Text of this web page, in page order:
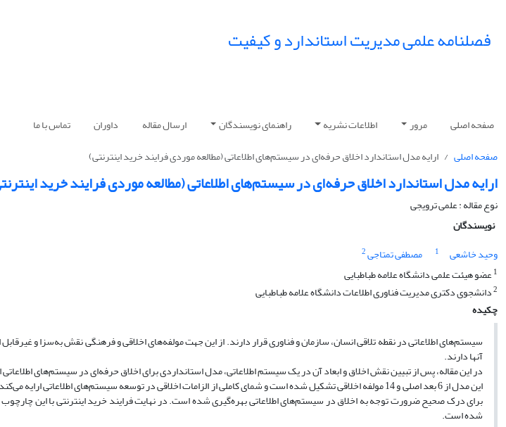
فصلنامه علمی مدیریت استاندارد و کیفیت
صفحه اصلی مرور اطلاعات نشریه راهنمای نویسندگان ارسال مقاله داوران
تماس با ما
صفحه اصلی
ارایه مدل استاندارد اخلاق حرفه‌ای در سیستم‌های اطلاعاتی (مطالعه موردی فرایند خرید اینترنتی)
ارایه مدل استاندارد اخلاق حرفه‌ای در سیستم‌های اطلاعاتی (مطالعه موردی فرایند خرید
نوع مقاله : علمی ترویجی
نویسندگان
وحید خاشعی
1 مصطفی تمتاجی2
1عضو هیئت علمی دانشگاه علامه طباطبایی
2دانشجوی دکتری مدیریت فناوری اطلاعات دانشگاه علامه طباطبایی
چکیده
سیستم‌های اطلاعاتی در نقطه تلاقی انسان، سازمان و فناوری قرار دارند. از این جهت مولفه‌های اخلاقی و فرهنگی نقش به‌سزا و
آنها دارند.
در این مقاله، پس از تبیین نقش اخلاق و ابعاد آن در یک سیستم اطلاعاتی، مدل استانداردی برای اخلاق حرفه‌ای در سیستم‌های
این مدل از 6 بعد اصلی و 14 مولفه اخلاقی تشکیل شده است و شمای کاملی از الزامات اخلاقی در توسعه سیستم‌های اطلاعاتی
برای درک صحیح ضرورت توجه به اخلاق در سیستم‌های اطلاعاتی بهره‌گیری شده است. در نهایت فرایند خرید اینترنتی با این
شده است.